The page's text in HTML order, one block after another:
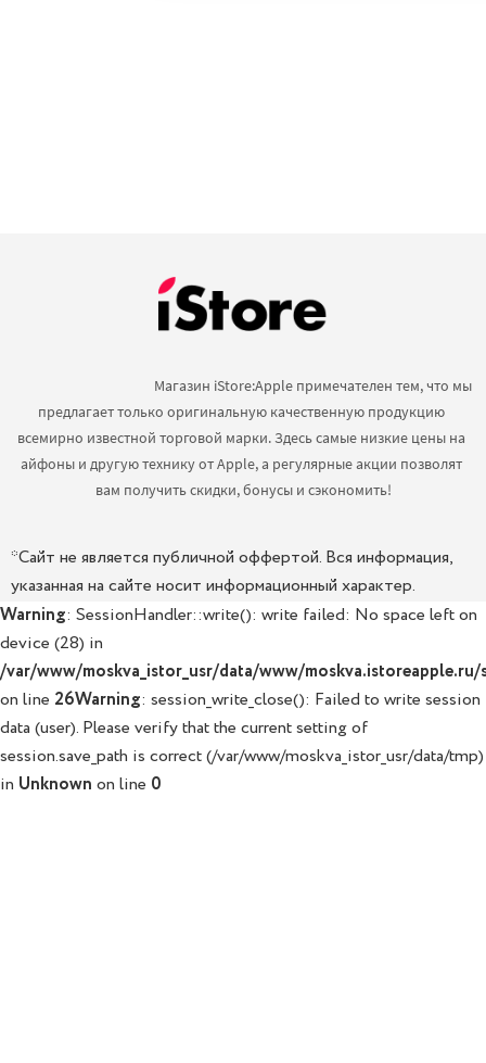
предлагает только оригинальную качественную продукцию
всемирно известной торговой марки. Здесь самые низкие цены на
айфоны и другую технику от Apple, а регулярные акции позволят
вам получить скидки, бонусы и сэкономить!
*Сайт не является публичной оффертой. Вся информация,
указанная на сайте носит информационный характер.
Warning: SessionHandler::write(): write failed: No space left on
device (28) in
/var/www/moskva_istor_usr/data/www/
on line 26Warning: session_write_close(): Failed to write session
data (user). Please verify that the current setting of
session.save_path is correct (/var/www/moskva_istor_usr/data/tmp)
in Unknown on line 0